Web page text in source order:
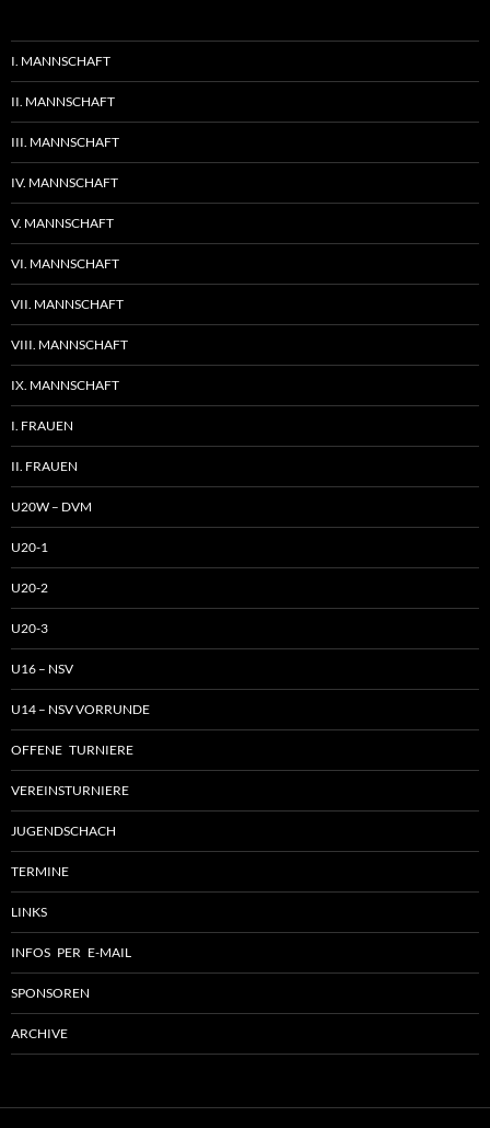
I. MANNSCHAFT
II. MANNSCHAFT
III. MANNSCHAFT
IV. MANNSCHAFT
V. MANNSCHAFT
VI. MANNSCHAFT
VII. MANNSCHAFT
VIII. MANNSCHAFT
IX. MANNSCHAFT
I. FRAUEN
II. FRAUEN
U20W – DVM
U20-1
U20-2
U20-3
U16 – NSV
U14 – NSV VORRUNDE
OFFENE TURNIERE
VEREINSTURNIERE
JUGENDSCHACH
TERMINE
LINKS
INFOS PER E-MAIL
SPONSOREN
ARCHIVE